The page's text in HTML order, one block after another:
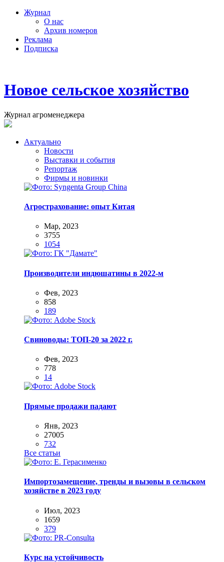
Журнал
О нас
Архив номеров
Реклама
Подписка
Новое сельское хозяйство
Журнал агроменеджера
Актуально
Новости
Выставки и события
Репортаж
Фирмы и новинки
Агрострахование: опыт Китая
Мар, 2023
3755
1054
Производители индюшатины в 2022-м
Фев, 2023
858
189
Свиноводы: ТОП-20 за 2022 г.
Фев, 2023
778
14
Прямые продажи падают
Янв, 2023
27005
732
Все статьи
Импортозамещение, тренды и вызовы в сельском
хозяйстве в 2023 году
Июл, 2023
1659
379
Курс на устойчивость